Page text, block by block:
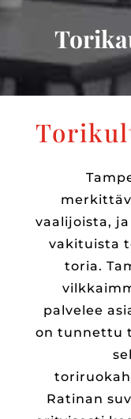
vaalijoista,
vakituista
toria.
palvelee
on tunnettu
Ratinan